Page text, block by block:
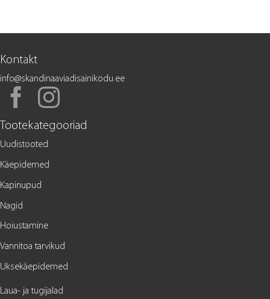
Kontakt
info@skandinaaviadisainikodu.ee
Tootekategooriad
Uudistooted
Käepidemed
Kapinupud
Nagid
Hoiustamine
Vannitoa tarvikud
Uksekäepidemed
Laua- ja tugijalad